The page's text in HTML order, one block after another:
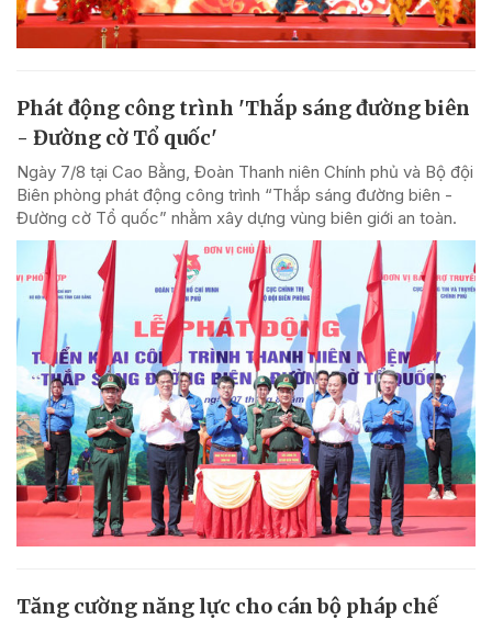
Phát động công trình 'Thắp sáng đường biên
- Đường cờ Tổ quốc'
Ngày 7/8 tại Cao Bằng, Đoàn Thanh niên Chính phủ và Bộ đội
Biên phòng phát động công trình “Thắp sáng đường biên -
Đường cờ Tổ quốc” nhằm xây dựng vùng biên giới an toàn.
Tăng cường năng lực cho cán bộ pháp chế